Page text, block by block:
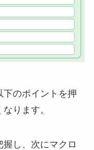
のポイントを押
ります。
握し、次にマクロ